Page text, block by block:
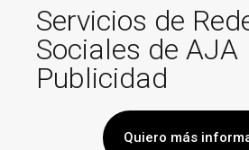
Servicios de
Sociales de AJA
Publicidad
Quiero más